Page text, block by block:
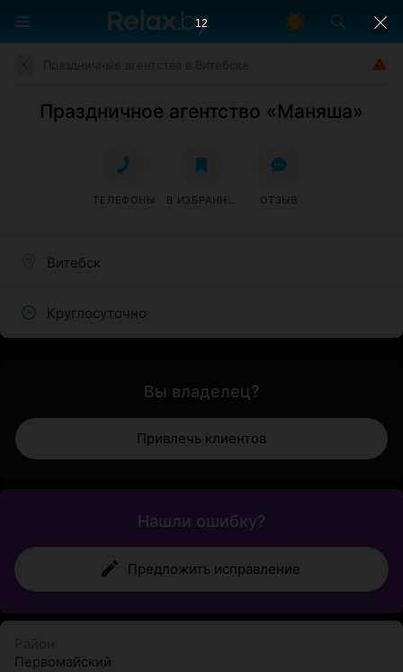
Праздничное агентство «Маняша»
Витебск
Круглосуточно
ТЕЛЕФОНЫ В ИЗБРАННОЕ ОТЗЫВ
Вы владелец?
Привлечь клиентов
Нашли ошибку?
Предложить исправление
Первомайский
11